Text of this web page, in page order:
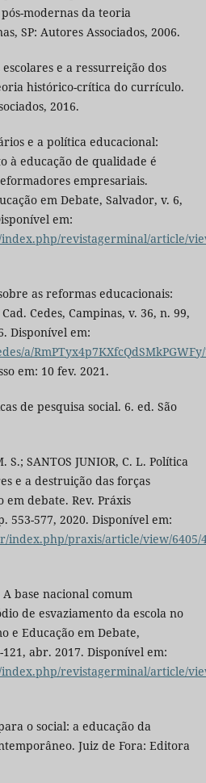
modernas da teoria
SP: Autores Associados, 2006.
escolares e a ressurreição dos
histórico-crítica do currículo.
2016.
e a política educacional:
à educação de qualidade é
empresariais.
em Debate, Salvador, v. 6,
em:
revistagerminal/article/
as reformas educacionais:
Cedes, Campinas, v. 36, n. 99,
Disponível em:
a/
em: 10 fev. 2021.
de pesquisa social. 6. ed. São
S.; SANTOS JUNIOR, C. L. Política
e a destruição das forças
em debate. Rev. Práxis
553-577, 2020. Disponível em:
index.php/praxis/article/view/6405/
A base nacional comum
de esvaziamento da escola no
e Educação em Debate,
abr. 2017. Disponível em:
revistagerminal/article/
o social: a educação da
Juiz de Fora: Editora